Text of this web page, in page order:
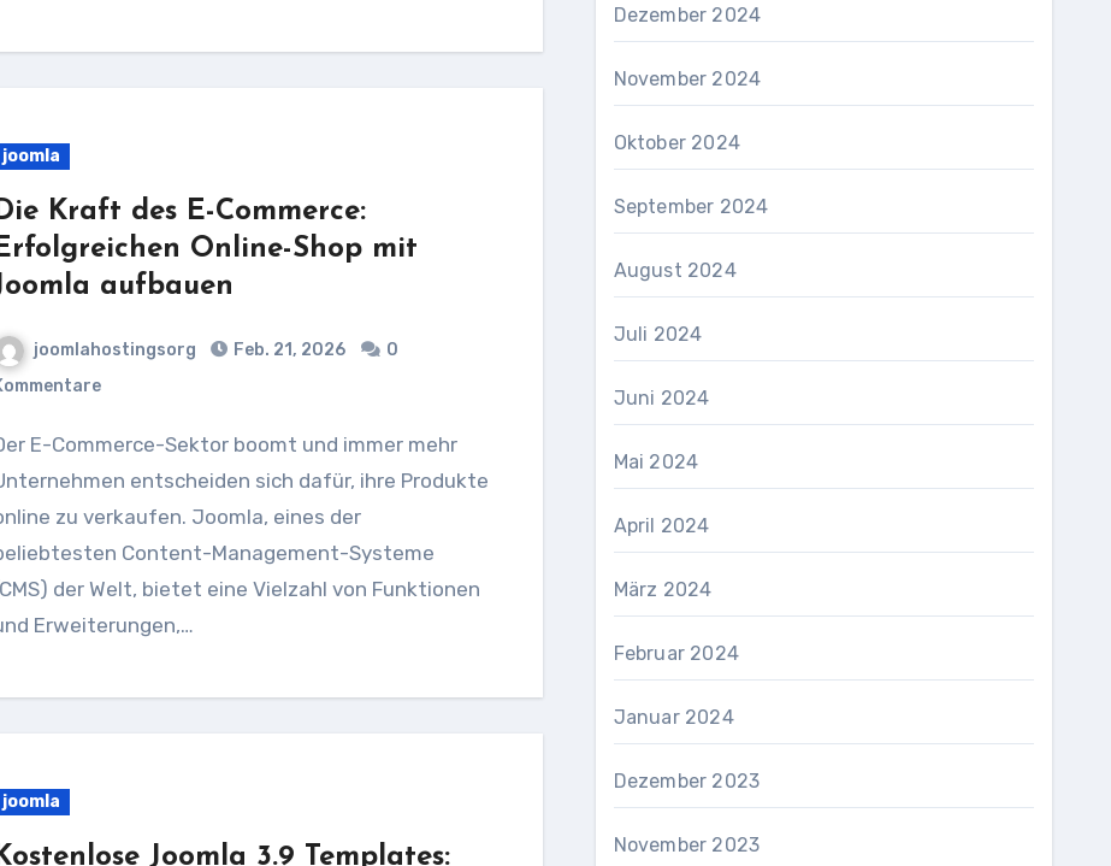
joomla
Kraft des E-Commerce:
Online-Shop mit
aufbauen
joomlahostingsorg Feb. 21, 2026
0
immer mehr
entscheiden sich dafür, ihre Produkte
zu verkaufen. Joomla, eines der
Content-Management-Systeme
der Welt, bietet eine Vielzahl von Funktionen
Erweiterungen,…
joomla
Joomla 3.9 Templates:
Dezember 2024
November 2024
Oktober 2024
September 2024
August 2024
Juli 2024
Juni 2024
Mai 2024
April 2024
März 2024
Februar 2024
Januar 2024
Dezember 2023
November 2023